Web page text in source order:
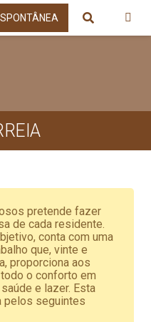
pretende fazer
de cada residente.
conta com uma
que, vinte e
proporciona aos
o conforto em
e lazer. Esta
pelos seguintes